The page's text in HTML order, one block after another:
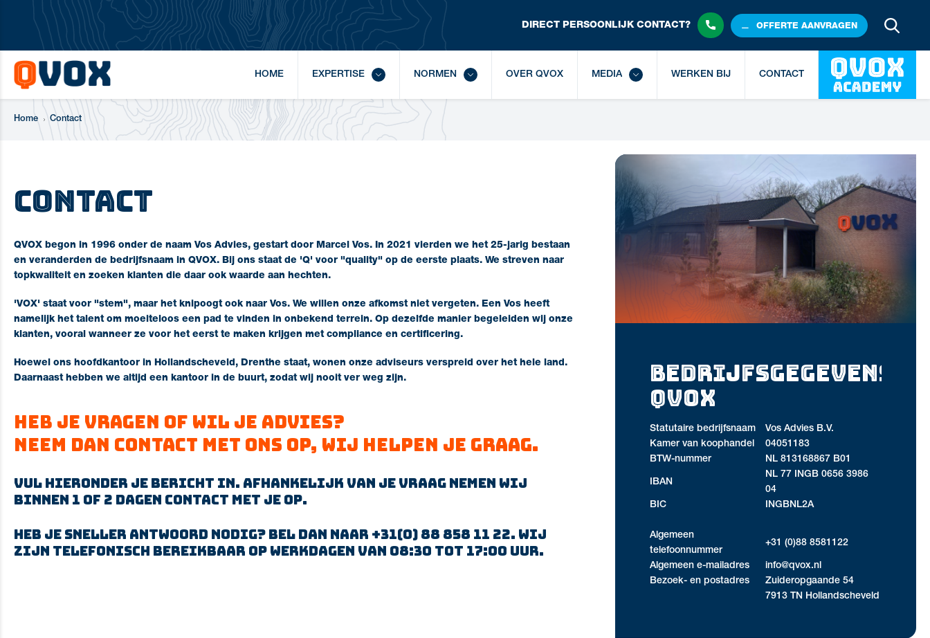
DIRECT PERSOONLIJK CONTACT? OFFERTE AANVRAGEN
HOME EXPERTISE NORMEN OVER QVOX MEDIA WERKEN BIJ CONTACT
Home Contact
Contact
QVOX begon in 1996 onder de naam Vos Advies, gestart door Marcel Vos. In 2021 vierden we het 25-jarig bestaan
en veranderden de bedrijfsnaam in QVOX. Bij ons staat de 'Q' voor "quality" op de eerste plaats. We streven naar
topkwaliteit en zoeken klanten die daar ook waarde aan hechten.
'VOX' staat voor "stem", maar het knipoogt ook naar Vos. We willen onze afkomst niet vergeten. Een Vos heeft
namelijk het talent om moeiteloos een pad te vinden in onbekend terrein. Op dezelfde manier begeleiden wij onze
klanten, vooral wanneer ze voor het eerst te maken krijgen met compliance en certificering.
Hoewel ons hoofdkantoor in Hollandscheveld, Drenthe staat, wonen onze adviseurs verspreid over het hele land.
Daarnaast hebben we altijd een kantoor in de buurt, zodat wij nooit ver weg zijn.
Heb je vragen of wil je advies?
Neem dan contact met ons op, wij helpen je graag.
Vul hieronder je bericht in. Afhankelijk van je vraag nemen wij
binnen 1 of 2 dagen contact met je op.
Heb je sneller antwoord nodig? Bel dan naar +31(0) 88 858 11 22. Wij
zijn telefonisch bereikbaar op werkdagen van 08:30 tot 17:00 uur.
BEDRIJFSGEGEVENS
QVOX
Statutaire bedrijfsnaam
Vos Advies B.V.
Kamer van koophandel
04051183
BTW-nummer
NL 813168867 B01
IBAN
NL 77 INGB 0656 3986
04
BIC
INGBNL2A
Algemeen
telefoonnummer
+31 (0)88 8581122
Algemeen e-mailadres
info@qvox.nl
Bezoek- en postadres
Zuideropgaande 54
7913 TN Hollandscheveld